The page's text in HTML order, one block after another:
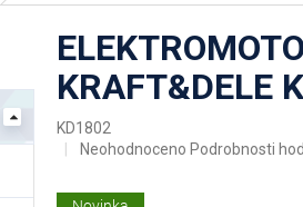
KRAFT&DELE
KD1802
Průměrné
produktu
Neohodnoceno Podrobnosti